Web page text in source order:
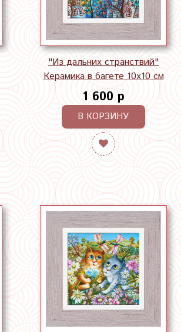
"Из дальних странствий"
Керамика в багете 10х10 см
1 600 р
В КОРЗИНУ